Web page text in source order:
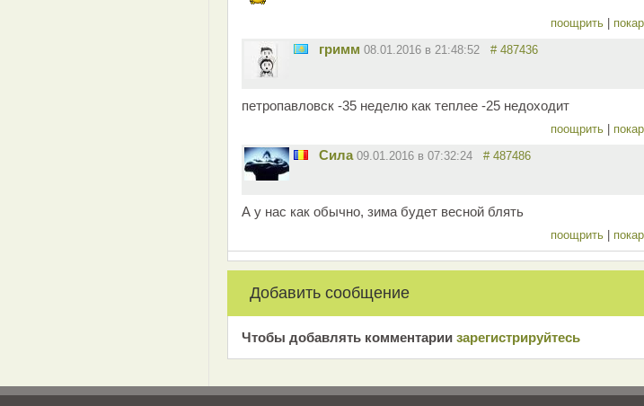
поощрить
гримм 08.01.2016 в 21:48:52 # 487436
петропавловск -35 неделю как теплее -25 недоходит
поощрить
Сила 09.01.2016 в 07:32:24 # 487486
А у нас как обычно, зима будет весной блять
поощрить
Добавить сообщение
Чтобы добавлять комментарии зарeгиcтрирyйтeсь